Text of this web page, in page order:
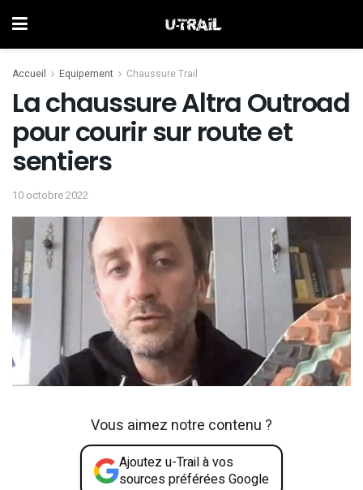
Accueil Equipement Chaussure Trail
La chaussure Altra Outroad
pour courir sur route et
sentiers
10 octobre 2022
Vous aimez notre contenu ?
Ajoutez u-Trail à vos
sources préférées Google